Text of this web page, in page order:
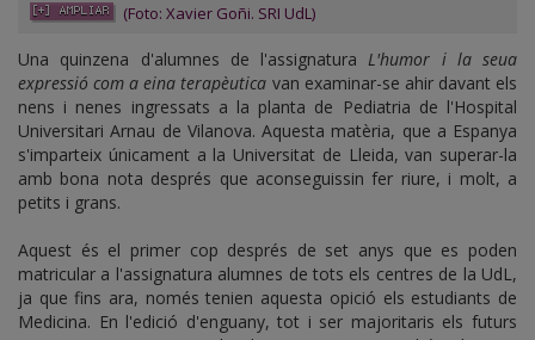
(Foto: Xavier Goñi. SRI UdL)
Una quinzena d'alumnes de l'assignatura L'humor i la seua
expressió com a eina terapèutica van examinar-se ahir davant els
nens i nenes ingressats a la planta de Pediatria de l'Hospital
Universitari Arnau de Vilanova. Aquesta matèria, que a Espanya
s'imparteix únicament a la Universitat de Lleida, van superar-la
amb bona nota després que aconseguissin fer riure, i molt, a
petits i grans.
Aquest és el primer cop després de set anys que es poden
matricular a l'assignatura alumnes de tots els centres de la UdL,
ja que fins ara, només tenien aquesta opició els estudiants de
Medicina. En l'edició d'enguany, tot i ser majoritaris els futurs